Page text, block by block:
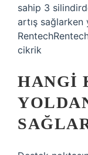
sahip 3
artış sağlarken
cikrik
HANGI